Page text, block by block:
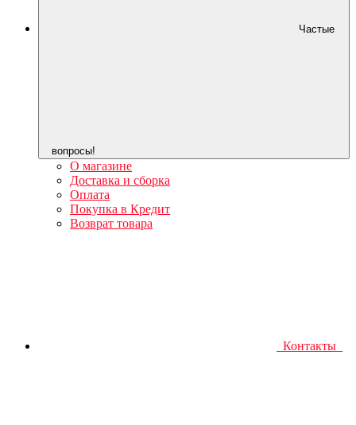
Частые
вопросы!
О магазине
Доставка и сборка
Оплата
Покупка в Кредит
Возврат товара
Контакты